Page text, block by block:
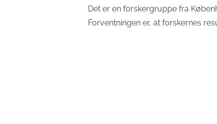
Det er en forskergruppe fra
Forventningen er, at forskernes